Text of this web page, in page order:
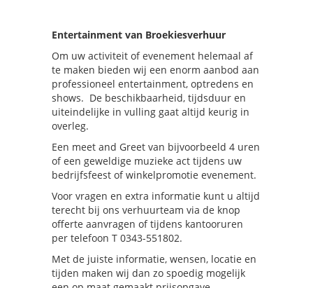
Entertainment van Broekiesverhuur
Om uw activiteit of evenement helemaal af
te maken bieden wij een enorm aanbod aan
professioneel entertainment, optredens en
shows. De beschikbaarheid, tijdsduur en
uiteindelijke in vulling gaat altijd keurig in
overleg.
Een meet and Greet van bijvoorbeeld 4 uren
of een geweldige muzieke act tijdens uw
bedrijfsfeest of winkelpromotie evenement.
Voor vragen en extra informatie kunt u altijd
terecht bij ons verhuurteam via de knop
offerte aanvragen of tijdens kantooruren
per telefoon T 0343-551802.
Met de juiste informatie, wensen, locatie en
tijden maken wij dan zo spoedig mogelijk